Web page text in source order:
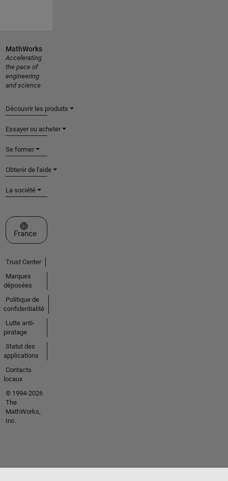
MathWorks
Accelerating
the pace of
engineering
and science
Découvrir les produits
Essayer ou acheter
Se former
Obtenir de l'aide
La société
Sélectionner un site web
France
Trust Center
Marques
déposées
Politique de
confidentialité
Lutte anti-
piratage
Statut des
applications
Contacts
locaux
© 1994-2026
The
MathWorks,
Inc.